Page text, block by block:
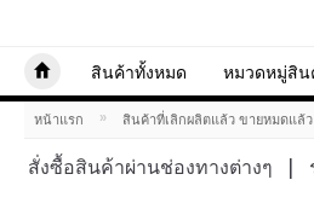
สินค้าทั้งหมด หมวดหมู่สิน
หน้าแรก » สินค้าที่เลิกผลิตแล้ว ขายหมดแล้ว
สั่งซื้อสินค้าผ่านช่องทางต่างๆ